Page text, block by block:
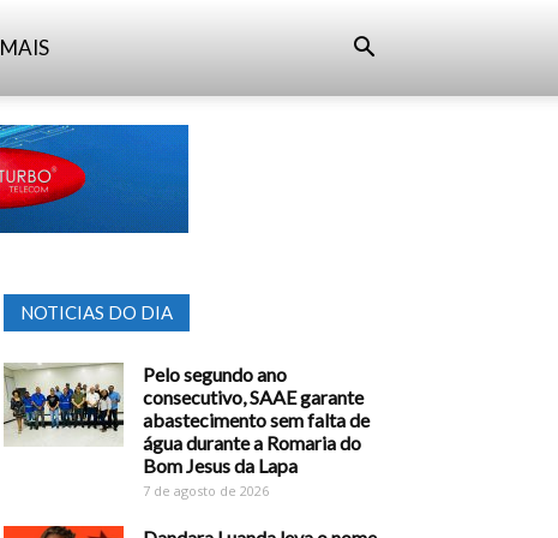
MAIS
NOTICIAS DO DIA
Pelo segundo ano
consecutivo, SAAE garante
abastecimento sem falta de
água durante a Romaria do
Bom Jesus da Lapa
7 de agosto de 2026